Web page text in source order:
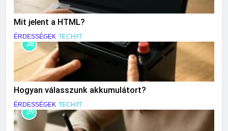
Mit jelent a HTML?
ÉRDESSÉGEK TECH/IT
38
Hogyan válasszunk akkumulátort?
ÉRDESSÉGEK TECH/IT
39